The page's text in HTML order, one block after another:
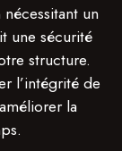
un
une sécurité
structure.
l’intégrité de
la